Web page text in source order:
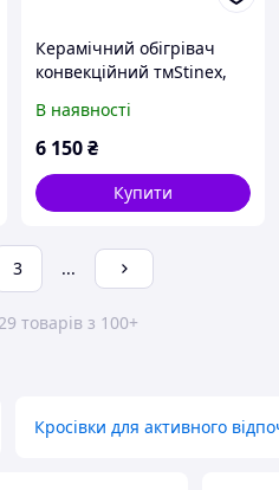
Керамічний обігрівач
конвекційний тмStinex,
Thermo-contro(4L)l White
В наявності
6 150₴
Купити
3 ...
товарів з 100+
Кросівки для активного